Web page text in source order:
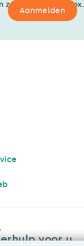
zomaar in de mailbox.
Aanmelden
voor u.